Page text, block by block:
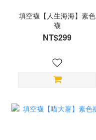
填空襪【人生海海】素色
襪
NT$299